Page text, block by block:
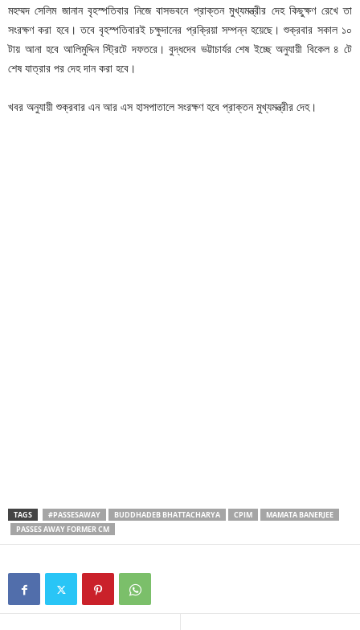
মহম্মদ সেলিম জানান বৃহস্পতিবার নিজে বাসভবনে প্রাক্তন মুখ্যমন্ত্রীর দেহ কিছুক্ষণ রেখে তা
সংরক্ষণ করা হবে। তবে বৃহস্পতিবারই চক্ষুদানের প্রক্রিয়া সম্পন্ন হয়েছে। শুক্রবার সকাল ১০
টায় আনা হবে আলিমুদ্দিন স্ট্রিটে দফতরে। বুদ্ধদেব ভট্টাচার্যর শেষ ইচ্ছে অনুযায়ী বিকেল ৪ টে
শেষ যাত্রার পর দেহ দান করা হবে।
খবর অনুযায়ী শুক্রবার এন আর এস হাসপাতালে সংরক্ষণ হবে প্রাক্তন মুখ্যমন্ত্রীর দেহ।
TAGS #PASSESAWAY BUDDHADEB BHATTACHARYA CPIM
MAMATA BANERJEE
PASSES AWAY FORMER CM